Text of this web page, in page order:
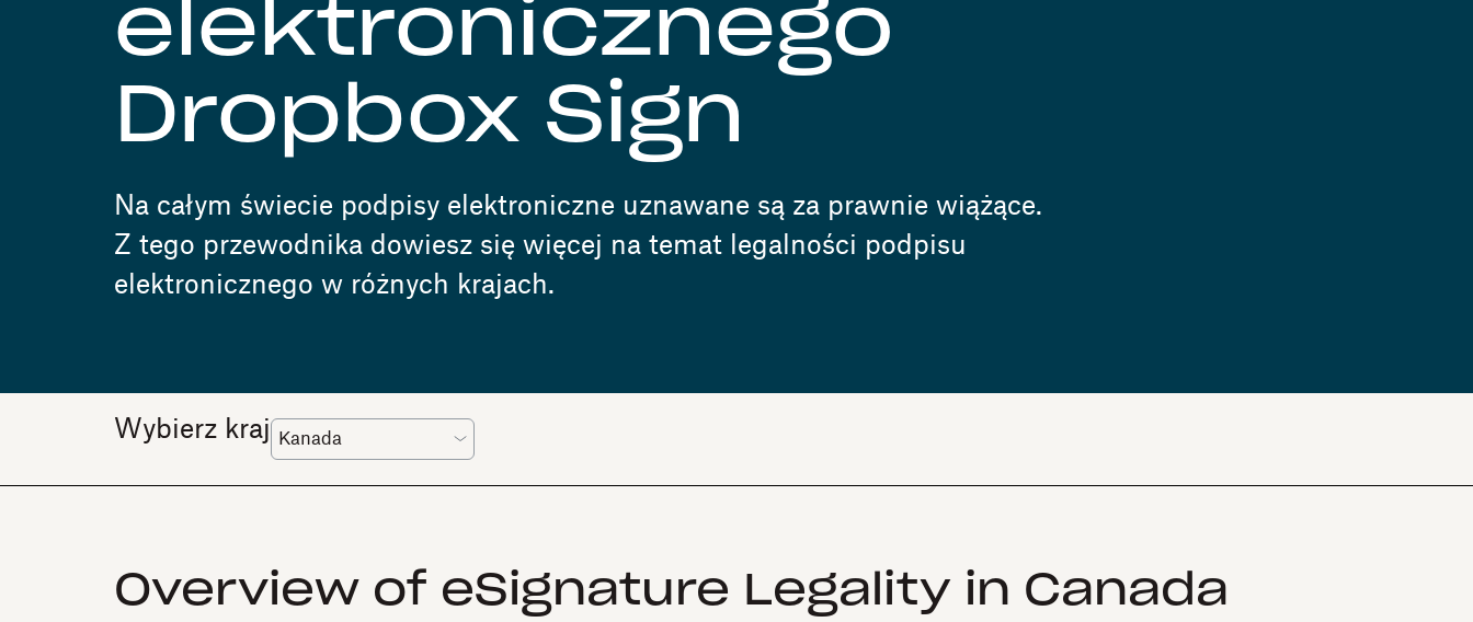
elektronicznego
Dropbox Sign
Na całym świecie podpisy elektroniczne uznawane są za prawnie wiążące.
Z tego przewodnika dowiesz się więcej na temat legalności podpisu
elektronicznego w różnych krajach.
Wybierz kraj
Overview of eSignature Legality in Canada